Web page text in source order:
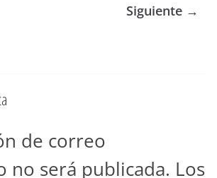
Siguiente →
de correo
no será publicada. Los